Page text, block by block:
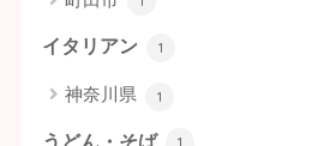
イタリアン 1
神奈川県 1
うどん・そば 1